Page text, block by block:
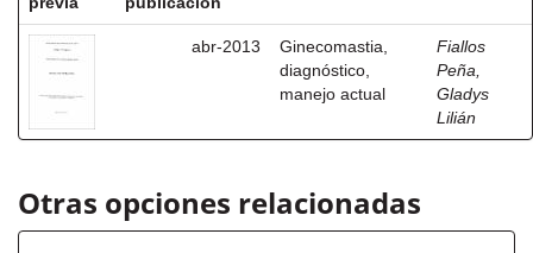
abr-2013
Ginecomastia,
diagnóstico,
manejo actual
Fiallos
Peña,
Gladys
Lilián
Otras opciones relacionadas